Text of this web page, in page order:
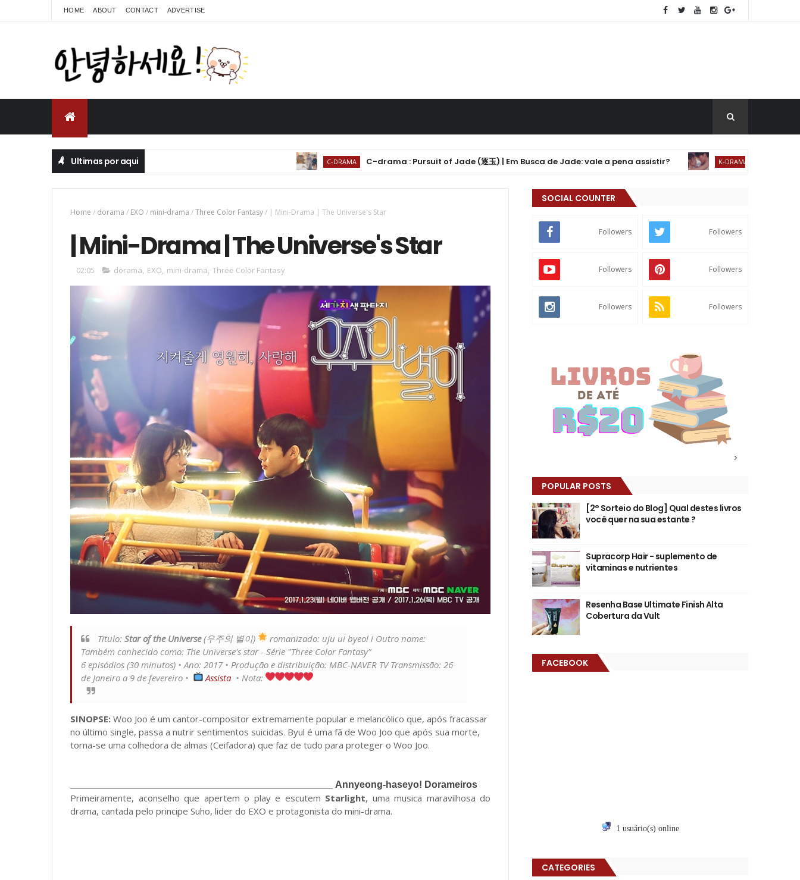
HOME ABOUT CONTACT ADVERTISE
Ultimas por aqui C-DRAMA C-drama : Pursuit of Jade (逐玉) | Em Busca de Jade: vale a pena assistir? K-DRAMA Drama: Beijo
Home / dorama / EXO / mini-drama /Three Color Fantasy/ | Mini-Drama | The Universe's Star
| Mini-Drama | The Universe's Star
02:05 dorama, EXO, mini-drama, Three Color Fantasy
Titulo: Star of the Universe(우주의 별이)
romanizado: uju ui byeol i Outro nome:
Também conhecido como: The Universe's star - Série "Three Color Fantasy”
6 episódios (30 minutos) • Ano: 2017 • Produção e distribuição: MBC-NAVER TV Transmissão: 26
de Janeiro a 9 de fevereiro •
Assista • Nota:
SINOPSE: Woo Joo é um cantor-compositor extremamente popular e melancólico que, após fracassar
no último single, passa a nutrir sentimentos suicidas. Byul é uma fã de Woo Joo que após sua morte,
torna-se uma colhedora de almas (Ceifadora) que faz de tudo para proteger o Woo Joo.
Annyeong-haseyo! Dorameiros
Primeiramente, aconselho que apertem o play e escutem Starlight, uma musica maravilhosa do
drama, cantada pelo principe Suho, lider do EXO e protagonista do mini-drama.
SOCIAL COUNTER
Followers Followers
Followers Followers
Followers Followers
>
POPULAR POSTS
[2° Sorteio do Blog] Qual destes livros
você quer na sua estante ?
Supracorp Hair - suplemento de
vitaminas e nutrientes
Resenha Base Ultimate Finish Alta
Cobertura da Vult
FACEBOOK
1 usuário(s) online
CATEGORIES